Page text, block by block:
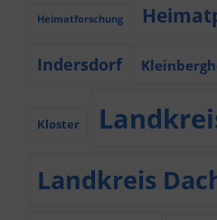
Heimatforschung
Indersdorf
Kloster
Landkreis